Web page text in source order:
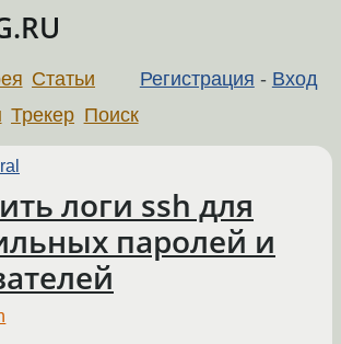
Регистрация - Вход
Статьи
Трекер Поиск
логи ssh для
паролей и